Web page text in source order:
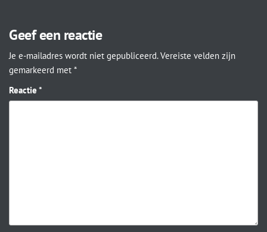
Geef een reactie
Je e-mailadres wordt niet gepubliceerd. Vereiste velden zijn
gemarkeerd met *
Reactie *